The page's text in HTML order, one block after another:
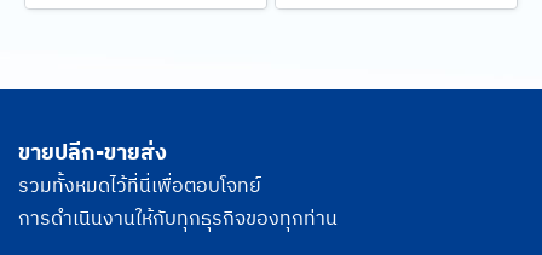
ขายปลีก-ขายส่ง
รวมทั้งหมดไว้ที่นี่เพื่อตอบโจทย์
การดำเนินงานให้กับทุกธุรกิจของทุกท่าน